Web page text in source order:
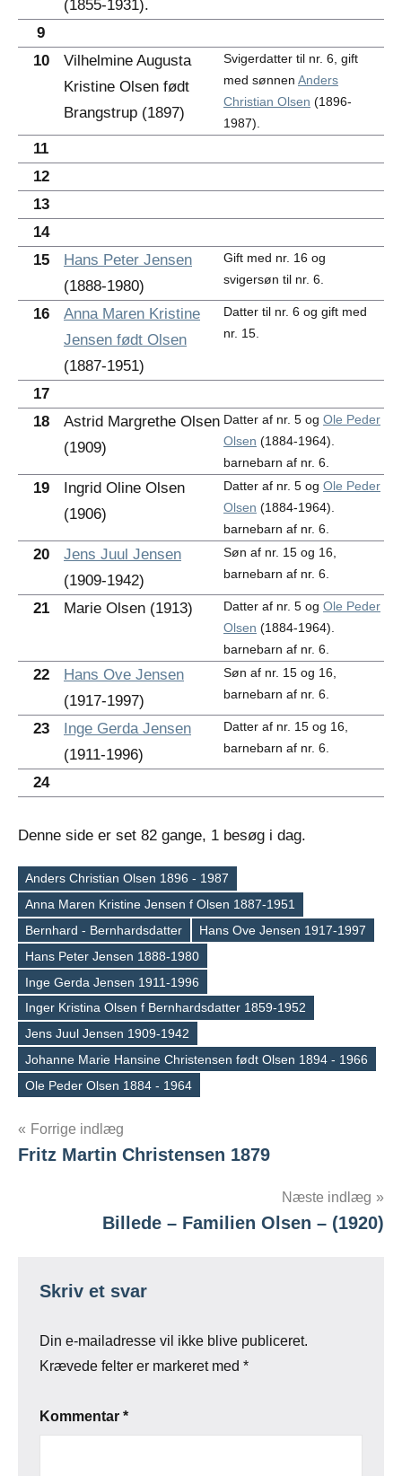
(1855-1931).
9
10
Vilhelmine Augusta
Kristine Olsen født
Brangstrup (1897)
Svigerdatter til nr. 6, gift
med sønnen Anders
Christian Olsen (1896-
1987).
11
12
13
14
15
Hans Peter Jensen
(1888-1980)
Gift med nr. 16 og
svigersøn til nr. 6.
16
Anna Maren Kristine
Jensen født Olsen
(1887-1951)
Datter til nr. 6 og gift med
nr. 15.
17
18
Astrid Margrethe Olsen
(1909)
Datter af nr. 5 og Ole Peder
Olsen (1884-1964).
barnebarn af nr. 6.
19
Ingrid Oline Olsen
(1906)
Datter af nr. 5 og Ole Peder
Olsen (1884-1964).
barnebarn af nr. 6.
20
Jens Juul Jensen
(1909-1942)
Søn af nr. 15 og 16,
barnebarn af nr. 6.
21 Marie Olsen (1913) Datter af nr. 5 og Ole Peder
Olsen (1884-1964).
barnebarn af nr. 6.
22
Hans Ove Jensen
(1917-1997)
Søn af nr. 15 og 16,
barnebarn af nr. 6.
23
Inge Gerda Jensen
(1911-1996)
Datter af nr. 15 og 16,
barnebarn af nr. 6.
24
Denne side er set 82 gange, 1 besøg i dag.
Tags
Anders Christian Olsen 1896 - 1987
Anna Maren Kristine Jensen f Olsen 1887-1951
Bernhard - Bernhardsdatter
Hans Ove Jensen 1917-1997
Hans Peter Jensen 1888-1980
Inge Gerda Jensen 1911-1996
Inger Kristina Olsen f Bernhardsdatter 1859-1952
Jens Juul Jensen 1909-1942
Johanne Marie Hansine Christensen født Olsen 1894 - 1966
Ole Peder Olsen 1884 - 1964
Indlægsnavigation
Forrige indlæg
Fritz Martin Christensen 1879
Næste indlæg
Billede – Familien Olsen – (1920)
Skriv et svar
Din e-mailadresse vil ikke blive publiceret.
Krævede felter er markeret med *
Kommentar *